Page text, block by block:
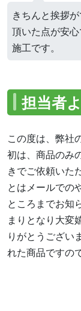
きちんと挨拶
頂いた点が安
施工です。
担当者
この度は、弊社
初は、商品のみ
きでご依頼いた
とはメールでの
ところまでお知
まりとなり大変
りがとうござい
れた商品ですの